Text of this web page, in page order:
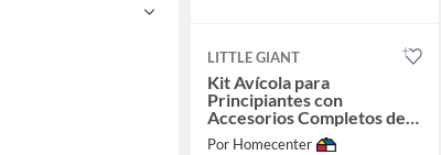
LITTLE GIANT
Kit Avícola para
Principiantes con
Accesorios Completos de
Plástico
Por Homecenter